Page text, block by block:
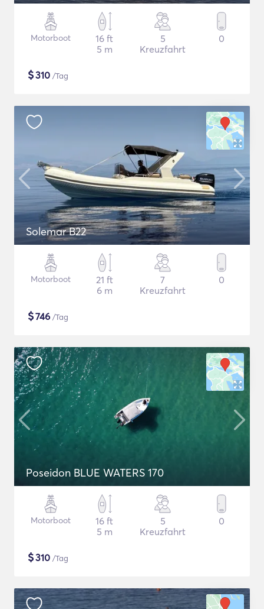
Motorboot
16 ft
5 m
5
Kreuzfahrt
0
$310 /Tag
Solemar B22
Motorboot
21 ft
6 m
7
Kreuzfahrt
0
$746 /Tag
Poseidon BLUE WATERS 170
Motorboot
16 ft
5 m
5
Kreuzfahrt
0
$310 /Tag